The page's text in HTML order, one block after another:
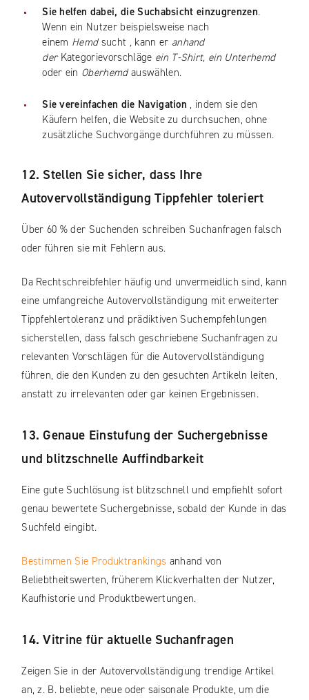
Sie helfen dabei, die Suchabsicht einzugrenzen.
Wenn ein Nutzer beispielsweise nach
einem Hemdsucht , kann er anhand
derKategorievorschläge ein T-Shirt, ein Unterhemd
oder ein Oberhemd auswählen.
Sie vereinfachen die Navigation , indem sie den
Käufern helfen, die Website zu durchsuchen, ohne
zusätzliche Suchvorgänge durchführen zu müssen.
12. Stellen Sie sicher, dass Ihre
Autovervollständigung Tippfehler toleriert
Über 60 % der Suchenden schreiben Suchanfragen falsch
oder führen sie mit Fehlern aus.
Da Rechtschreibfehler häufig und unvermeidlich sind, kann
eine umfangreiche Autovervollständigung mit erweiterter
Tippfehlertoleranz und prädiktiven Suchempfehlungen
sicherstellen, dass falsch geschriebene Suchanfragen zu
relevanten Vorschlägen für die Autovervollständigung
führen, die den Kunden zu den gesuchten Artikeln leiten,
anstatt zu irrelevanten oder gar keinen Ergebnissen.
13. Genaue Einstufung der Suchergebnisse
und blitzschnelle Auffindbarkeit
Eine gute Suchlösung ist blitzschnell und empfiehlt sofort
genau bewertete Suchergebnisse, sobald der Kunde in das
Suchfeld eingibt.
Bestimmen Sie Produktrankings anhand von
Beliebtheitswerten, früherem Klickverhalten der Nutzer,
Kaufhistorie und Produktbewertungen.
14. Vitrine für aktuelle Suchanfragen
Zeigen Sie in der Autovervollständigung trendige Artikel
an, z. B. beliebte, neue oder saisonale Produkte, um die